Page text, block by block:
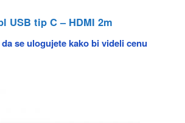
USB tip C – HDMI 2m
se ulogujete kako bi videli cenu